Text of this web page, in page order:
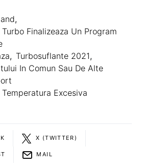
,
Finalizeaza Un Program
, Turbosuflante 2021,
In Comun Sau De Alte
Excesiva
X (TWITTER)
MAIL